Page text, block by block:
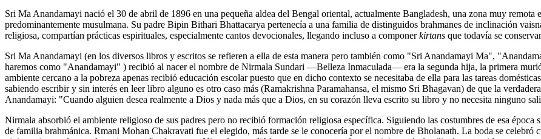
Sri Ma Anandamayi nació el 30 de abril de 1896 en una pequeña aldea del Bengal oriental, actualmente Bangladesh, una zona muy
predominantemente musulmana. Su padre Bipin Bithari Bhattacarya pertenecía a una familia de distinguidos brahmanes de inclinación
religiosa, compartían prácticas espirituales, especialmente cantos devocionales, llegando incluso a componerkirtans que todavía se
Sri Ma Anandamayi (en los diversos libros y escritos se refieren a ella de esta manera pero también como "Sri Anandamayi Ma",
haremos como "Anandamayi" ) recibió al nacer el nombre de Nirmala Sundari ―Belleza Inmaculada― era la segunda hija, la primera
ambiente cercano a la pobreza apenas recibió educación escolar puesto que en dicho contexto se necesitaba de ella para las tareas
sabiendo escribir y sin interés en leer libro alguno es otro caso más (Ramakrishna Paramahansa, el mismo Sri Bhagavan) de que la
Anandamayi: "Cuando alguien desea realmente a Dios y nada más que a Dios, en su corazón lleva escrito su libro y no necesita ninguno
Nirmala absorbió el ambiente religioso de sus padres pero no recibió formación religiosa específica. Siguiendo las costumbres de esa
de familia brahmánica. Rmani Mohan Chakravati fue el elegido, más tarde se le conocería por el nombre de Bholanath. La boda se